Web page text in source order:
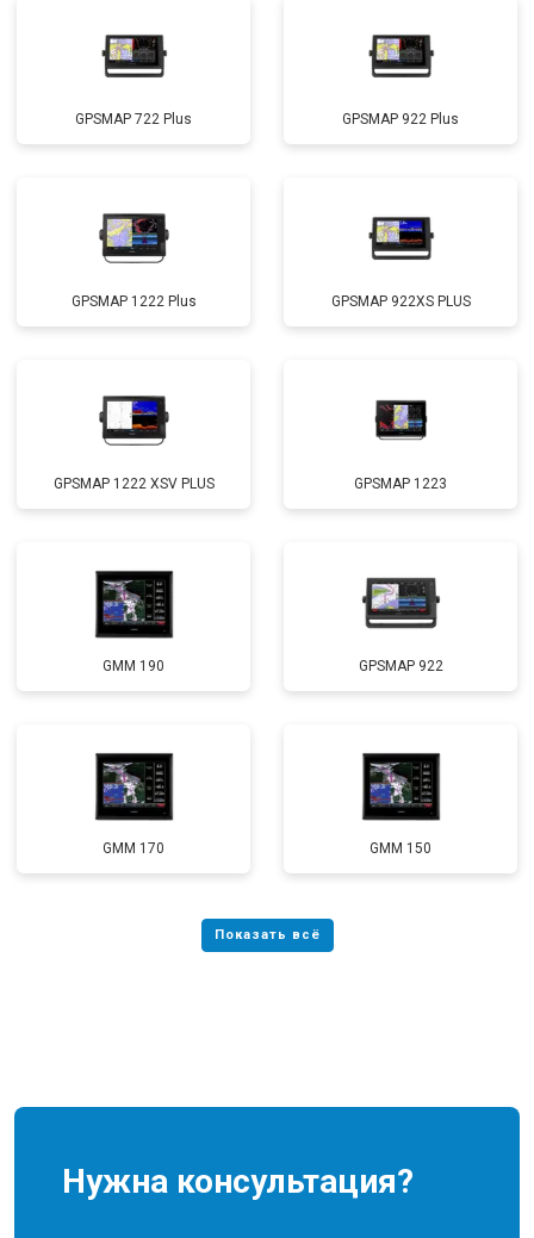
GPSMAP 722 Plus GPSMAP 922 Plus
GPSMAP 1222 Plus GPSMAP 922XS PLUS
GPSMAP 1222 XSV PLUS GPSMAP 1223
GMM 190 GPSMAP 922
GMM 170 GMM 150
Нужна консультация?